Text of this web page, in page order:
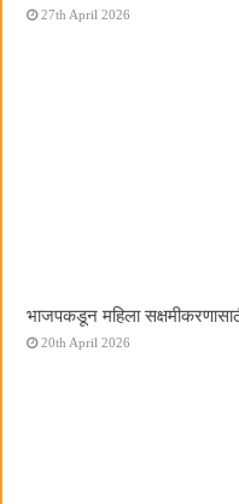
27th April 2026
भाजपकडून महिला
20th April 2026